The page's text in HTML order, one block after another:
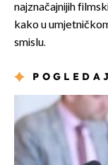
najznačajnijih
kako u
smislu.